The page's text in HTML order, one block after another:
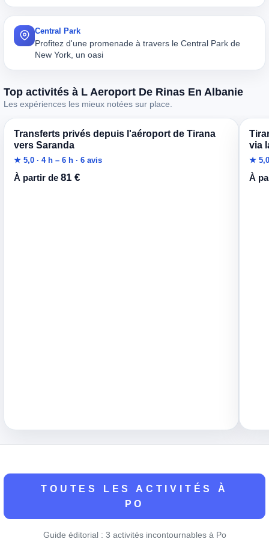
Central Park
Profitez d'une promenade à travers le Central Park de
New York, un oasi
Top activités à L Aeroport De Rinas En Albanie
Les expériences les mieux notées sur place.
Transferts privés depuis l'aéroport de Tirana
vers Saranda
★ 5,0 · 4 h – 6 h · 6 avis
À partir de 81 €
via
★ 5,0
À
TOUTES LES ACTIVITÉS À
PO
Guide éditorial : 3 activités incontournables à Po